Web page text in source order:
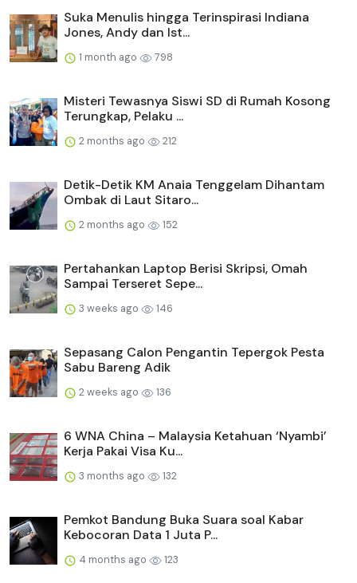
Suka Menulis hingga Terinspirasi Indiana
Jones, Andy dan Ist...
1 month ago 798
Misteri Tewasnya Siswi SD di Rumah Kosong
Terungkap, Pelaku ...
2 months ago 212
Detik-Detik KM Anaia Tenggelam Dihantam
Ombak di Laut Sitaro...
2 months ago 152
Pertahankan Laptop Berisi Skripsi, Omah
Sampai Terseret Sepe...
3 weeks ago 146
Sepasang Calon Pengantin Tepergok Pesta
Sabu Bareng Adik
2 weeks ago 136
6 WNA China – Malaysia Ketahuan ‘Nyambi’
Kerja Pakai Visa Ku...
3 months ago 132
Pemkot Bandung Buka Suara soal Kabar
Kebocoran Data 1 Juta P...
4 months ago 123